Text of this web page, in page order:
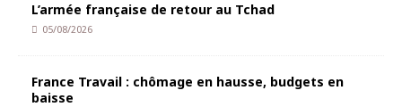
L’armée française de retour au Tchad
05/08/2026
France Travail : chômage en hausse, budgets en
baisse